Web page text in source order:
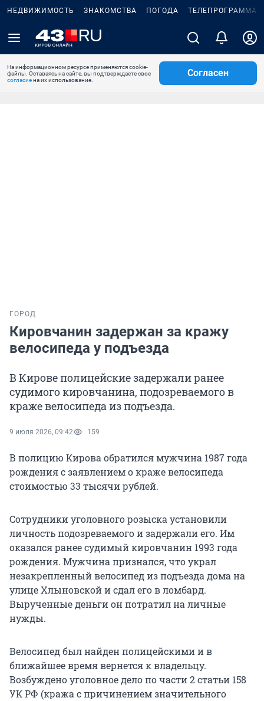
НЕДВИЖИМОСТЬ ЗНАКОМСТВА ПОГОДА ТЕЛЕПРОГРАММА
На информационном ресурсе применяются cookie-
файлы. Оставаясь на сайте, вы подтверждаете свое
согласиена их использование.
Согласен
ГОРОД
Кировчанин задержан за кражу
велосипеда у подъезда
В Кирове полицейские задержали ранее
судимого кировчанина, подозреваемого в
краже велосипеда из подъезда.
9 июля 2026, 09:42 159
В полицию Кирова обратился мужчина 1987 года
рождения с заявлением о краже велосипеда
стоимостью 33 тысячи рублей.
Сотрудники уголовного розыска установили
личность подозреваемого и задержали его. Им
оказался ранее судимый кировчанин 1993 года
рождения. Мужчина признался, что украл
незакрепленный велосипед из подъезда дома на
улице Хлыновской и сдал его в ломбард.
Вырученные деньги он потратил на личные
нужды.
Велосипед был найден полицейскими и в
ближайшее время вернется к владельцу.
Возбуждено уголовное дело по части 2 статьи 158
УК РФ (кража с причинением значительного